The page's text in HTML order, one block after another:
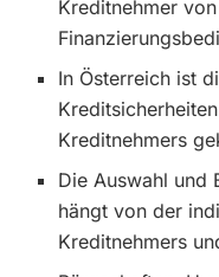
Kreditnehmer
In Österreich ist
Kreditnehmers
Die Auswahl und
hängt von der
Kreditnehmers